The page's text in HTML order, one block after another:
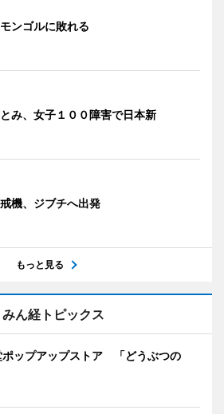
ンゴルに敗れる
み、女子１００障害で日本新
機、ジブチへ出発
もっと見る
みん経トピックス
ポップアップストア 「どうぶつの